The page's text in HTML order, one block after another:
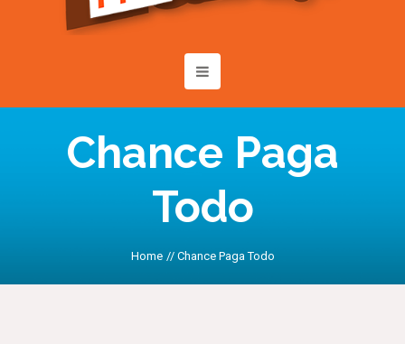
Chance Paga
Todo
Home // Chance Paga Todo